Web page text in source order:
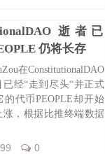
逝者已
仍将长存
在ConstitutionalDAO
已经“走到尽头“并正式
的代币PEOPLE却开始
涨，根据比推终端数据
99 0